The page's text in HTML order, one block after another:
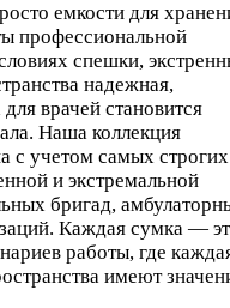
емкости для
профессиональной
спешки,
надежная,
врачей становится
Наша коллекция
с учетом самых строгих
и экстремальной
бригад,
Каждая сумка —
работы, где
имеют